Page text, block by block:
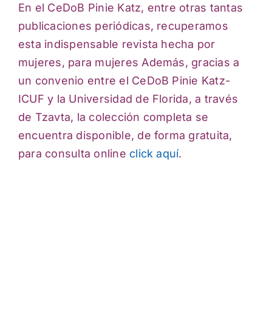
En el CeDoB Pinie Katz, entre otras tantas
publicaciones periódicas, recuperamos
esta indispensable revista hecha por
mujeres, para mujeres Además, gracias a
un convenio entre el CeDoB Pinie Katz-
ICUF y la Universidad de Florida, a través
de Tzavta, la colección completa se
encuentra disponible, de forma gratuita,
para consulta online click aquí.